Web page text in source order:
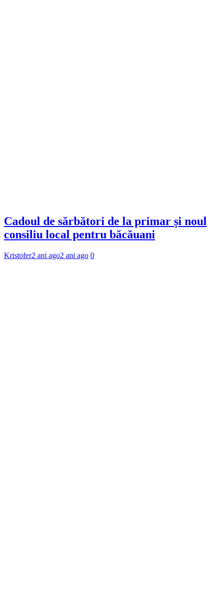
Cadoul de sărbători de la primar și noul
consiliu local pentru băcăuani
Kristofer2 ani ago2 ani ago 0